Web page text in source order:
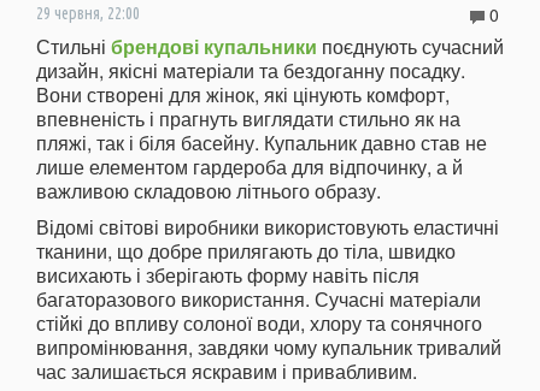
29 червня, 22:00 0
Стильні брендові купальники поєднують сучасний
дизайн, якісні матеріали та бездоганну посадку.
Вони створені для жінок, які цінують комфорт,
впевненість і прагнуть виглядати стильно як на
пляжі, так і біля басейну. Купальник давно став не
лише елементом гардероба для відпочинку, а й
важливою складовою літнього образу.
Відомі світові виробники використовують еластичні
тканини, що добре прилягають до тіла, швидко
висихають і зберігають форму навіть після
багаторазового використання. Сучасні матеріали
стійкі до впливу солоної води, хлору та сонячного
випромінювання, завдяки чому купальник тривалий
час залишається яскравим і привабливим.